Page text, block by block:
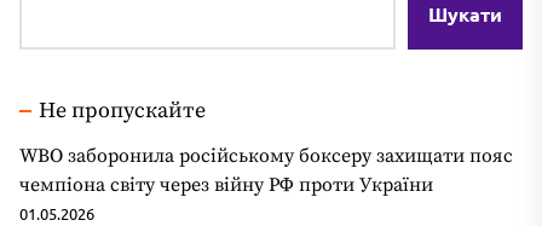
Шукати
Не пропускайте
WBO заборонила російському боксеру захищати пояс
чемпіона світу через війну РФ проти України
01.05.2026